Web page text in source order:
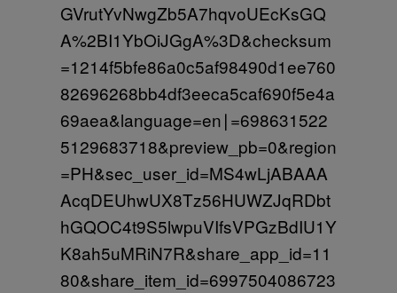
GVrutYvNwgZb5A7hqvoUEcKsGQ
A%2BI1YbOiJGgA%3D&checksum
=1214f5bfe86a0c5af98490d1ee760
82696268bb4df3eeca5caf690f5e4a
69aea&language=en∣=698631522
5129683718&preview_pb=0&region
=PH&sec_user_id=MS4wLjABAAA
AcqDEUhwUX8Tz56HUWZJqRDbt
hGQOC4t9S5lwpuVIfsVPGzBdIU1Y
K8ah5uMRiN7R&share_app_id=11
80&share_item_id=6997504086723